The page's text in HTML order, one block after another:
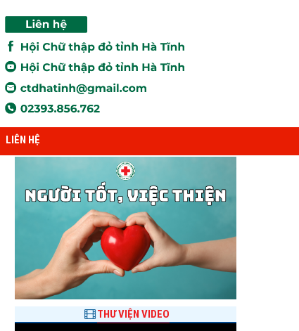
LIÊN HỆ
THƯ VIỆN VIDEO